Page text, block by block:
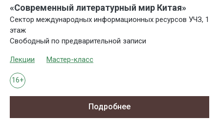
«Современный литературный мир Китая»
Сектор международных информационных ресурсов УЧЗ, 1
этаж
Свободный по предварительной записи
Лекции Мастер-класс
16+
Подробнее